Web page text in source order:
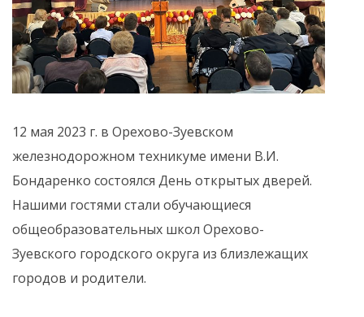
12 мая 2023 г. в Орехово-Зуевском
железнодорожном техникуме имени В.И.
Бондаренко состоялся День открытых дверей.
Нашими гостями стали обучающиеся
общеобразовательных школ Орехово-
Зуевского городского округа из близлежащих
городов и родители.